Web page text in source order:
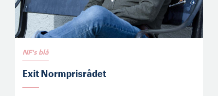
NF's blå
Exit Normprisrådet